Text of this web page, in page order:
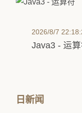
2026/8/7
Java3 - 运
日新闻